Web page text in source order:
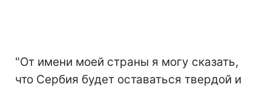
"От имени моей страны я могу сказать,
что Сербия будет оставаться твердой и